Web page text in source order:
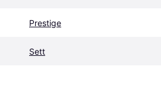
Prestige
Sett